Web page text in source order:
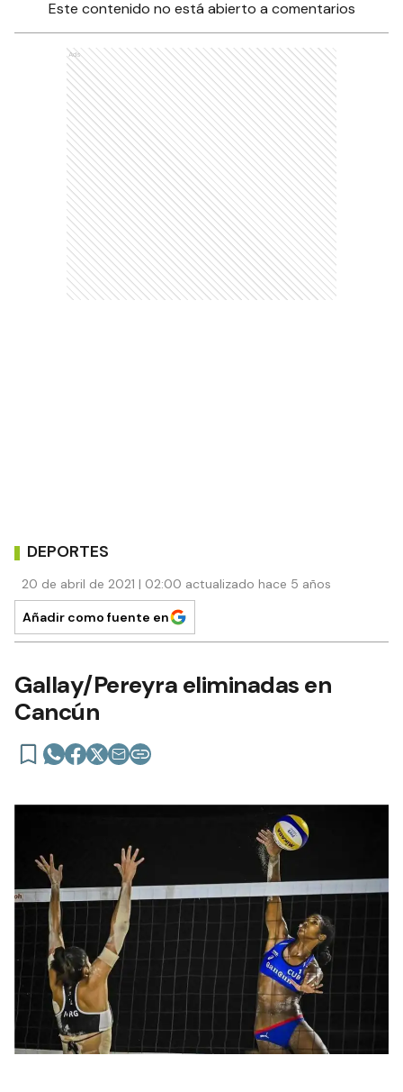
Este contenido no está abierto a comentarios
Ads
DEPORTES
20 de abril de 2021 | 02:00 actualizado hace 5 años
Añadir como fuente en
Gallay/Pereyra eliminadas en
Cancún